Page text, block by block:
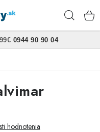
• 0944 90 90 04
hodnotenia